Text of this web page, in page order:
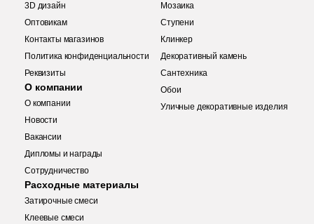
2.5x2.5 (2
3х5 (32)
6x5,2 (3)
7.2x7.2 (
7.5x7.5 (12)
7.2x29.3 (4)
Купить в 1 клик
Количество
Заявка на бесплатный 3D дизайн
Обратная связь
3D дизайн
Оптовикам
Контакты магазинов
Политика конфиденциальности
Реквизиты
О компании
О компании
Новости
Вакансии
Дипломы и награды
Сотрудничество
Расходные материалы
Затирочные смеси
Клеевые смеси
Мозаика
Ступени
Клинкер
Декоративный камень
Сантехника
Обои
Уличные декоративные изделия